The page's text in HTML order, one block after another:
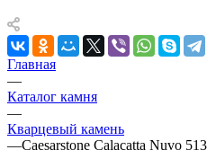
Главная
—
Каталог камня
—
Кварцевый камень
—Caesarstone Calacatta Nuvo